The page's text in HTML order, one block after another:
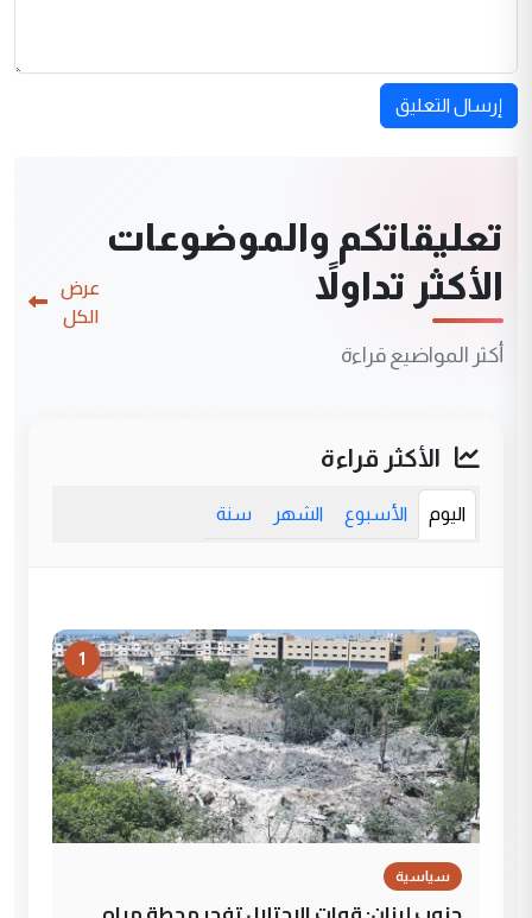
إرسال التعليق
تعليقاتكم والموضوعات
الأكثر تداولاً
أكثر المواضيع قراءة
عرض
الكل
الأكثر قراءة
اليوم الأسبوع الشهر سنة
1
سياسية